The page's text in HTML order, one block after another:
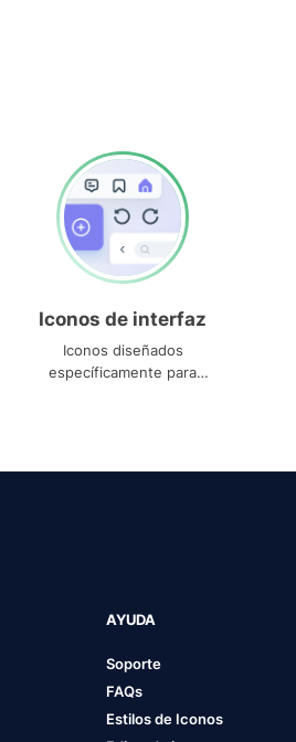
Iconos de interfaz
Iconos diseñados
específicamente para
AYUDA
Soporte
FAQs
Estilos de Iconos